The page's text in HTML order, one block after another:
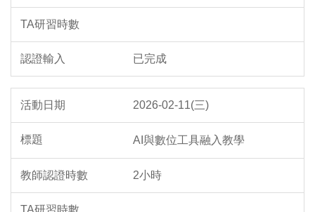
已完成
2026-02-11(三)
AI與數位工具融入教學
2小時